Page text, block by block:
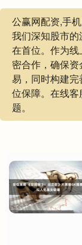
公赢网配资,手
我们深知股市
在首位。作为
密合作，确保
易，同时构建
位保障。在线
题。